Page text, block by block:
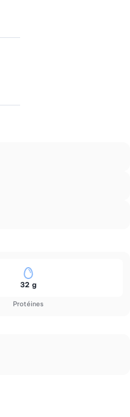
Protéines
32 g